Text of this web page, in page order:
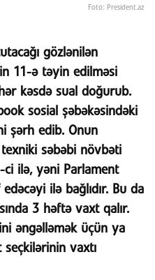
Foto: President.az
gözlənilən
11-ə təyin edilməsi
kəsdə sual doğurub.
sosial şəbəkəsindəki
şərh edib. Onun
səbəbi növbəti
ilə, yəni Parlament
ilə bağlıdır. Bu da
3 həftə vaxt qalır.
əngəlləmək üçün ya
vaxtı